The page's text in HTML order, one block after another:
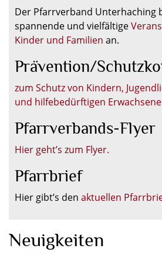
Der Pfarrverband Unterhaching
spannende und vielfältige
Kinder und Familien an.
Prävention/
zum Schutz von Kindern,
und hilfebedürftigen
Pfarrverbands-Flyer
Hier geht’s zum Flyer.
Pfarrbrief
Hier gibt’s den aktuellen
Neuigkeiten